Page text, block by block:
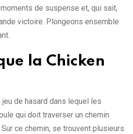
de suspense et, qui sait,
victoire. Plongeons ensemble
la Chicken
jeu de hasard dans lequel les
qui doit traverser un chemin
ce chemin, se trouvent plusieurs